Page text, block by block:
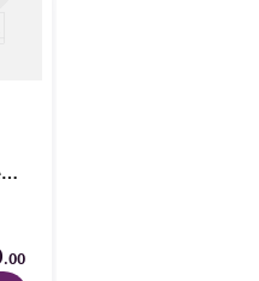
.00